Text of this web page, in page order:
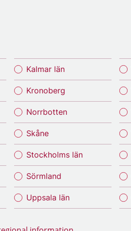
Kalmar län
Kronoberg
Norrbotten
Skåne
Stockholms län
Sörmland
Uppsala län